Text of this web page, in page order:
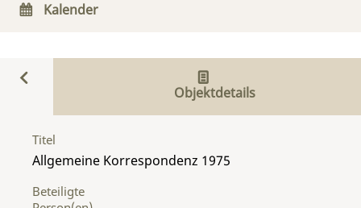
Kalender
Objektdetails
Titel
Allgemeine Korrespondenz 1975
Beteiligte